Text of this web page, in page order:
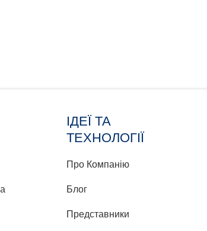
ІДЕЇ ТА
ТЕХНОЛОГІЇ
Про Компанію
Блог
Представники